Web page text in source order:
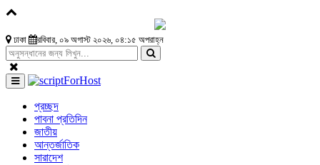
ঢাকা রবিবার, ০৯ অগাস্ট ২০২৬, ০৪:১৫ অপরাহ্ন
প্রচ্ছদ
পাবনা প্রতিদিন
জাতীয়
আন্তর্জাতিক
সারাদেশ